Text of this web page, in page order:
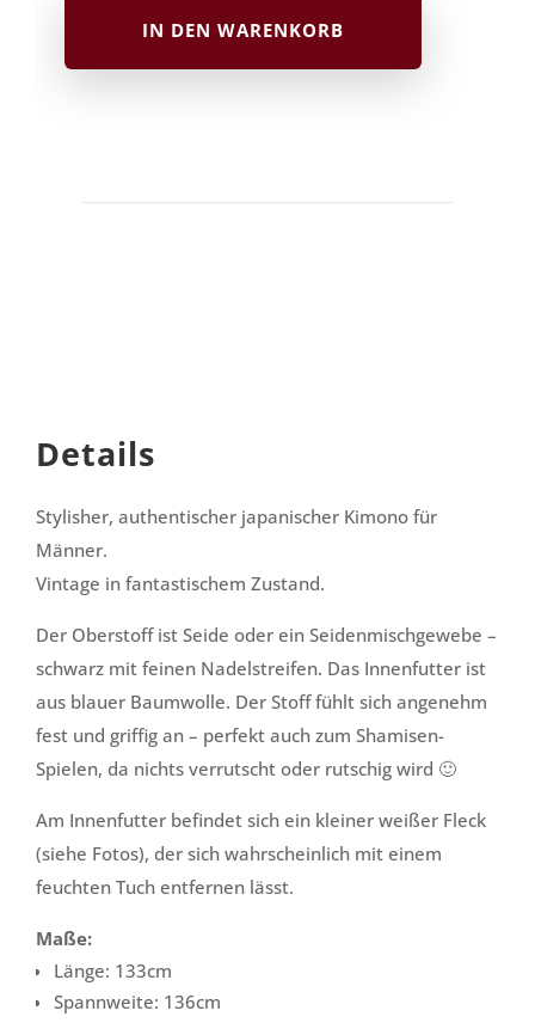
IN DEN WARENKORB
Details
Stylisher, authentischer japanischer Kimono für
Männer.
Vintage in fantastischem Zustand.
Der Oberstoff ist Seide oder ein Seidenmischgewebe –
schwarz mit feinen Nadelstreifen. Das Innenfutter ist
aus blauer Baumwolle. Der Stoff fühlt sich angenehm
fest und griffig an – perfekt auch zum Shamisen-
Spielen, da nichts verrutscht oder rutschig wird 🙂
Am Innenfutter befindet sich ein kleiner weißer Fleck
(siehe Fotos), der sich wahrscheinlich mit einem
feuchten Tuch entfernen lässt.
Maße:
Länge: 133cm
Spannweite: 136cm